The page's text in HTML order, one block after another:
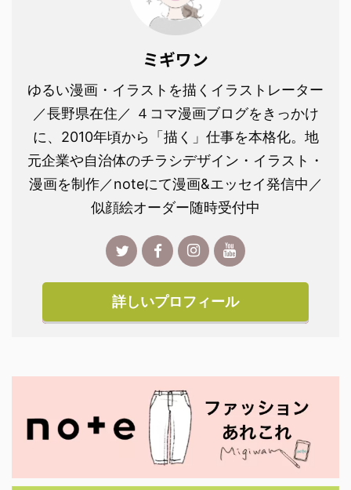
ミギワン
ゆるい漫画・イラストを描くイラストレーター
／長野県在住／ ４コマ漫画ブログをきっかけ
に、2010年頃から「描く」仕事を本格化。地
元企業や自治体のチラシデザイン・イラスト・
漫画を制作／noteにて漫画&エッセイ発信中／
似顔絵オーダー随時受付中
詳しいプロフィール